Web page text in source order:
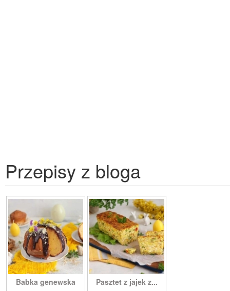
Przepisy z bloga
Babka genewska Pasztet z jajek z...